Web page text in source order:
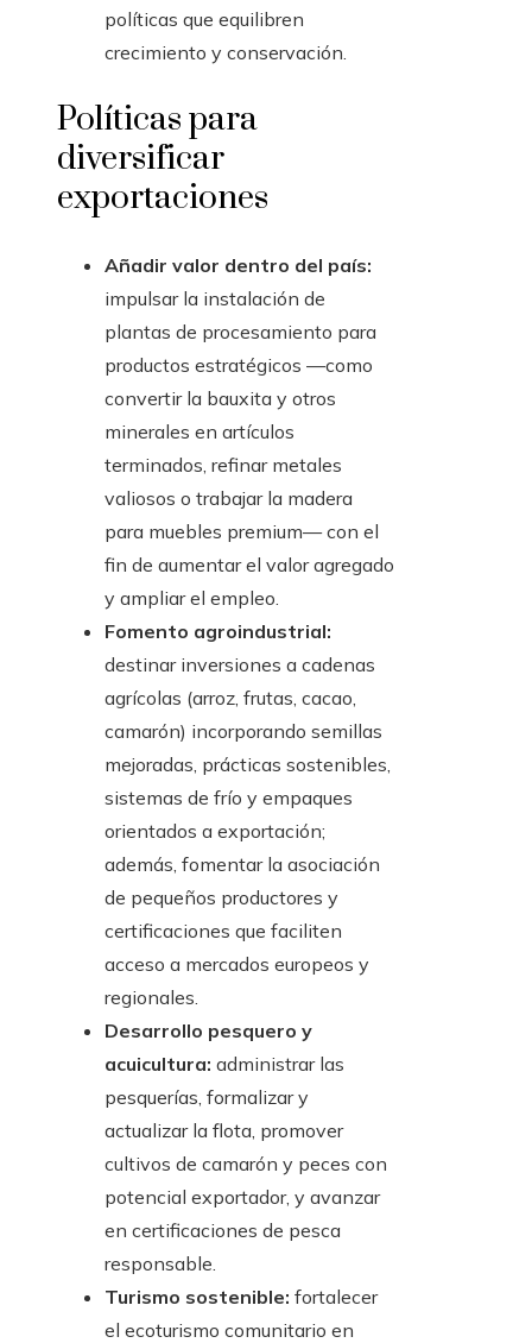
políticas que equilibren
crecimiento y conservación.
Políticas para
diversificar
exportaciones
Añadir valor dentro del país:
impulsar la instalación de
plantas de procesamiento para
productos estratégicos —como
convertir la bauxita y otros
minerales en artículos
terminados, refinar metales
valiosos o trabajar la madera
para muebles premium— con el
fin de aumentar el valor agregado
y ampliar el empleo.
Fomento agroindustrial:
destinar inversiones a cadenas
agrícolas (arroz, frutas, cacao,
camarón) incorporando semillas
mejoradas, prácticas sostenibles,
sistemas de frío y empaques
orientados a exportación;
además, fomentar la asociación
de pequeños productores y
certificaciones que faciliten
acceso a mercados europeos y
regionales.
Desarrollo pesquero y
acuicultura: administrar las
pesquerías, formalizar y
actualizar la flota, promover
cultivos de camarón y peces con
potencial exportador, y avanzar
en certificaciones de pesca
responsable.
Turismo sostenible: fortalecer
el ecoturismo comunitario en